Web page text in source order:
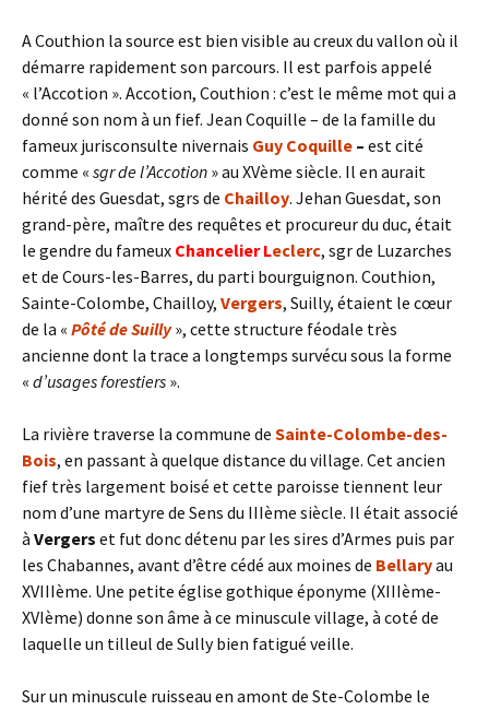
A Couthion la source est bien visible au creux du vallon où il
démarre rapidement son parcours. Il est parfois appelé
« l’Accotion ». Accotion, Couthion : c’est le même mot qui a
donné son nom à un fief. Jean Coquille – de la famille du
fameux jurisconsulte nivernais Guy Coquille – est cité
comme « sgr de l’Accotion » au XVème siècle. Il en aurait
hérité des Guesdat, sgrs de Chailloy. Jehan Guesdat, son
grand-père, maître des requêtes et procureur du duc, était
le gendre du fameux ChancelierLeclerc, sgr de Luzarches
et de Cours-les-Barres, du parti bourguignon. Couthion,
Sainte-Colombe, Chailloy, Vergers, Suilly, étaient le cœur
de la « Pôté de Suilly», cette structure féodale très
ancienne dont la trace a longtemps survécu sous la forme
« d’usages forestiers ».
La rivière traverse la commune de Sainte-Colombe-des-
Bois, en passant à quelque distance du village. Cet ancien
fief très largement boisé et cette paroisse tiennent leur
nom d’une martyre de Sens du IIIème siècle. Il était associé
à Vergers et fut donc détenu par les sires d’Armes puis par
les Chabannes, avant d’être cédé aux moines de Bellaryau
XVIIIème. Une petite église gothique éponyme (XIIIème-
XVIème) donne son âme à ce minuscule village, à coté de
laquelle un tilleul de Sully bien fatigué veille.
Sur un minuscule ruisseau en amont de Ste-Colombe le